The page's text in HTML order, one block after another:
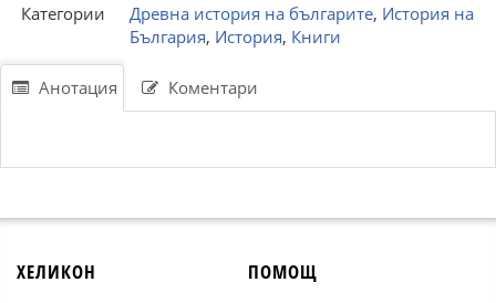
Категории
Древна история на българите, История на
България, История, Книги
Анотация Коментари
ХЕЛИКОН ПОМОЩ